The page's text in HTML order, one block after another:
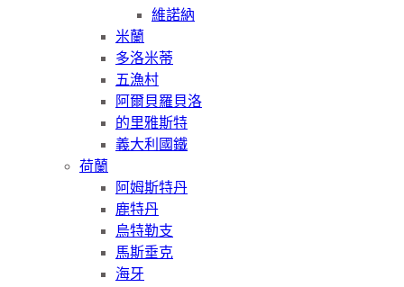
維諾納
米蘭
多洛米蒂
五漁村
阿爾貝羅貝洛
的里雅斯特
義大利國鐵
荷蘭
阿姆斯特丹
鹿特丹
烏特勒支
馬斯垂克
海牙